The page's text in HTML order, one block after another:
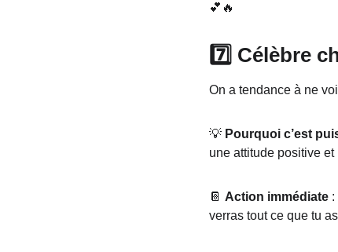
💕🔥
7️⃣ Célèbre
On a tendance à ne
💡 Pourquoi c’est
une attitude positive et
📔 Action immédiate :
verras tout ce que tu